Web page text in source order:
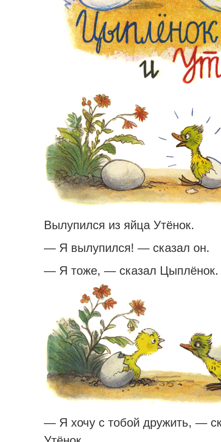
Вылупился из яйца Утёнок.
— Я вылупился! — сказал он.
— Я тоже, — сказал Цыплёнок.
— Я хочу с тобой дружить, —